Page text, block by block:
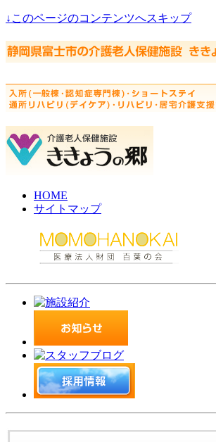
↓このページのコンテンツへスキップ
HOME
サイトマップ